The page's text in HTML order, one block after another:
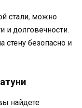
стали, можно
и долговечности.
стену безопасно и
найдете